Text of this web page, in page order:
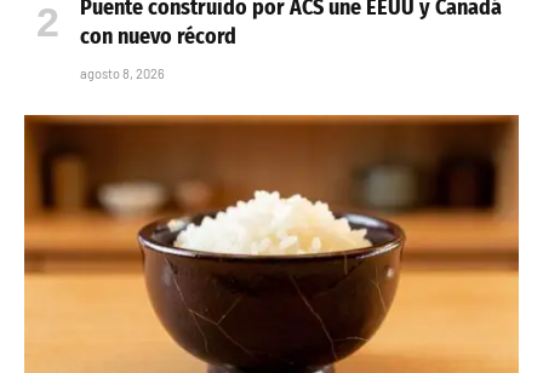
Puente construido por ACS une EEUU y Canadá
con nuevo récord
agosto 8, 2026